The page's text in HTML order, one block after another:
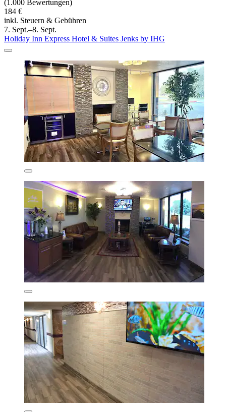
(1.000 Bewertungen)
184 €
inkl. Steuern & Gebühren
7. Sept.–8. Sept.
Holiday Inn Express Hotel & Suites Jenks by IHG